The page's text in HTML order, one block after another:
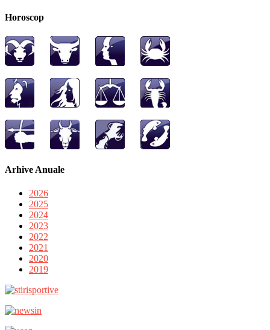
Horoscop
Arhive Anuale
2026
2025
2024
2023
2022
2021
2020
2019